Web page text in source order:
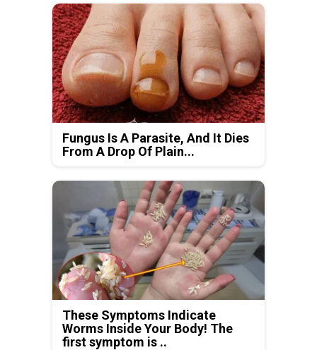
Fungus Is A Parasite, And It Dies
From A Drop Of Plain...
These Symptoms Indicate
Worms Inside Your Body! The
first symptom is ..